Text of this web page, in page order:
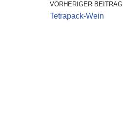
VORHERIGER BEITRAG
Tetrapack-Wein